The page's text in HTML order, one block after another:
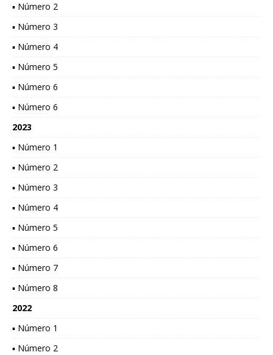
▪ Número 2
▪ Número 3
▪ Número 4
▪ Número 5
▪ Número 6
▪ Número 6
2023
▪ Número 1
▪ Número 2
▪ Número 3
▪ Número 4
▪ Número 5
▪ Número 6
▪ Número 7
▪ Número 8
2022
▪ Número 1
▪ Número 2